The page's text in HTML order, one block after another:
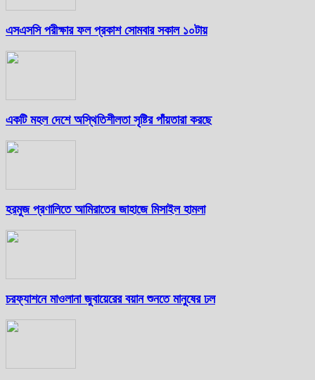
এসএসসি পরীক্ষার ফল প্রকাশ সোমবার সকাল ১০টায়
একটি মহল দেশে অস্থিতিশীলতা সৃষ্টির পাঁয়তারা করছে
হরমুজ প্রণালিতে আমিরাতের জাহাজে মিসাইল হামলা
চরফ্যাশনে মাওলানা জুবায়েরের বয়ান শুনতে মানুষের ঢল